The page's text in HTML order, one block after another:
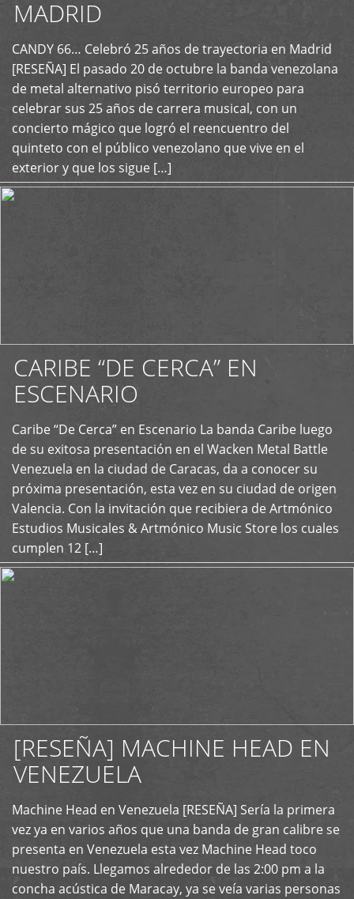
MADRID
CANDY 66… Celebró 25 años de trayectoria en Madrid
[RESEÑA] El pasado 20 de octubre la banda venezolana
de metal alternativo pisó territorio europeo para
celebrar sus 25 años de carrera musical, con un
concierto mágico que logró el reencuentro del
quinteto con el público venezolano que vive en el
exterior y que los sigue […]
+
CARIBE “DE CERCA” EN
ESCENARIO
Caribe “De Cerca” en Escenario La banda Caribe luego
de su exitosa presentación en el Wacken Metal Battle
Venezuela en la ciudad de Caracas, da a conocer su
próxima presentación, esta vez en su ciudad de origen
Valencia. Con la invitación que recibiera de Artmónico
Estudios Musicales & Artmónico Music Store los cuales
cumplen 12 […]
+
[RESEÑA] MACHINE HEAD EN
VENEZUELA
Machine Head en Venezuela [RESEÑA] Sería la primera
vez ya en varios años que una banda de gran calibre se
presenta en Venezuela esta vez Machine Head toco
nuestro país. Llegamos alrededor de las 2:00 pm a la
concha acústica de Maracay, ya se veía varias personas
+